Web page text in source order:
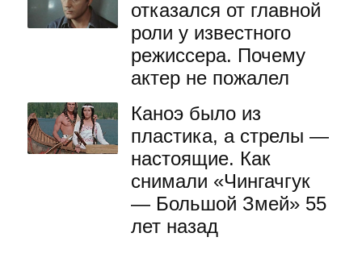
отказался от главной
роли у известного
режиссера. Почему
актер не пожалел
Каноэ было из
пластика, а стрелы —
настоящие. Как
снимали «Чингачгук
— Большой Змей» 55
лет назад